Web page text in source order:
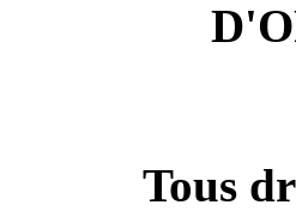
Tous